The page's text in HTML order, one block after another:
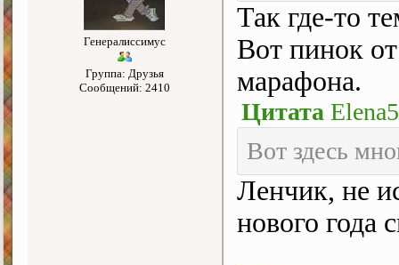
Генералиссимус
Группа: Друзья
Сообщений: 2410
Так где-то
Вот пинок
марафона.
Цитата
Вот здесь
Ленчик, не
нового года